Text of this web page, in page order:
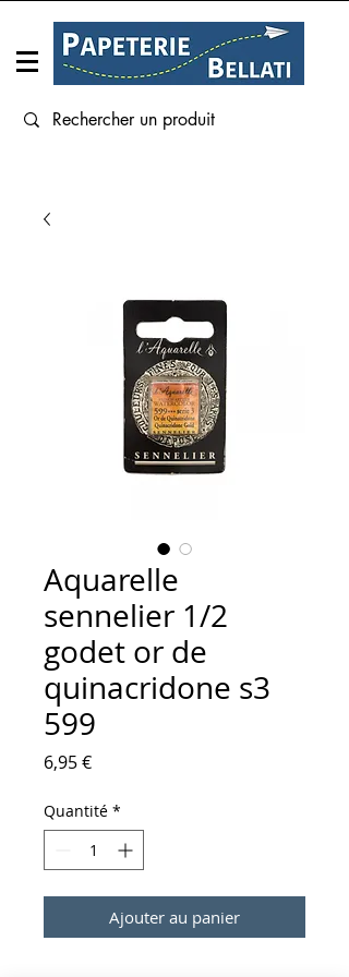
Aquarelle
sennelier 1/2
godet or de
quinacridone s3
599
6,95 €Prix
Quantité *
Ajouter au panier